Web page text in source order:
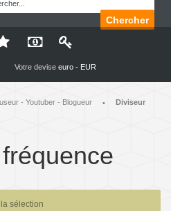
Chercher
Votre devise euro - EUR
- Youtuber - Blogueur •
Diviseur
sélection